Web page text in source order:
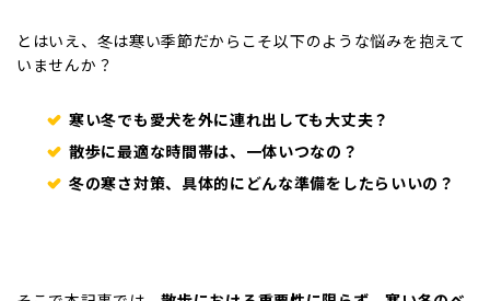
とはいえ、冬は寒い季節だからこそ以下のような悩みを抱えて
いませんか？
寒い冬でも愛犬を外に連れ出しても大丈夫？
散歩に最適な時間帯は、一体いつなの？
冬の寒さ対策、具体的にどんな準備をしたらいいの？